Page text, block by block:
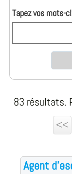
Tapez vos mots-
83 résultats.
<<
Agent